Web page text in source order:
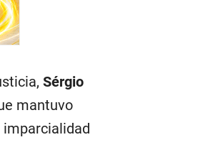
Sérgio
mantuvo
imparcialidad